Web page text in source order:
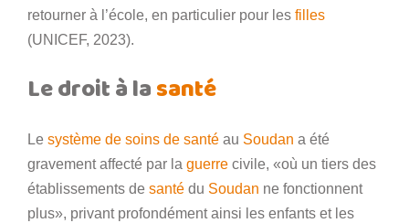
retourner à l’école, en particulier pour les filles
(UNICEF, 2023).
Le droit à lasanté
Le système de soins de santé au Soudan a été
gravement affecté par la guerre civile, «où un tiers des
établissements de santé du Soudan ne fonctionnent
plus», privant profondément ainsi les enfants et les